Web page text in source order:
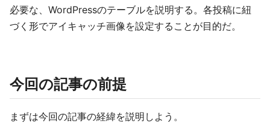
必要な、WordPressのテーブルを説明する。各投稿に紐
づく形でアイキャッチ画像を設定することが目的だ。
今回の記事の前提
まずは今回の記事の経緯を説明しよう。